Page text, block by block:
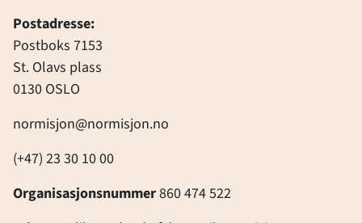
Postadresse:
Postboks 7153
St. Olavs plass
0130 OSLO
normisjon@normisjon.no
(+47) 23 30 10 00
Organisasjonsnummer860 474 522